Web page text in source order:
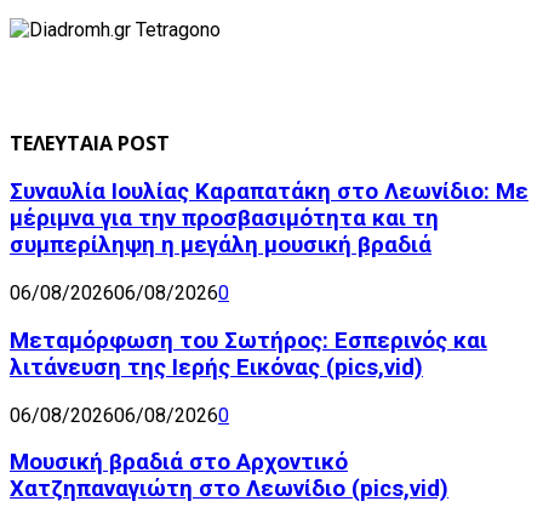
ΤΕΛΕΥΤΑΙΑ POST
Συναυλία Ιουλίας Καραπατάκη στο Λεωνίδιο: Με
μέριμνα για την προσβασιμότητα και τη
συμπερίληψη η μεγάλη μουσική βραδιά
06/08/202606/08/20260
Μεταμόρφωση του Σωτήρος: Εσπερινός και
λιτάνευση της Ιερής Εικόνας (pics,vid)
06/08/202606/08/20260
Μουσική βραδιά στο Αρχοντικό
Χατζηπαναγιώτη στο Λεωνίδιο (pics,vid)